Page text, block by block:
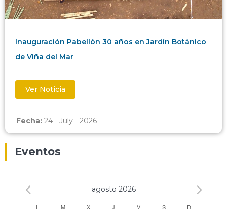
Inauguración Pabellón 30 años en Jardín Botánico
de Viña del Mar
Ver Noticia
Fecha: 24 - July - 2026
Eventos
agosto 2026
Calendario
L M X J V S D